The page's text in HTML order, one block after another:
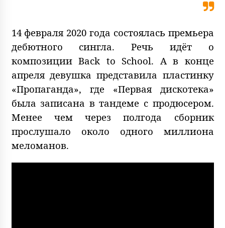
14 февраля 2020 года состоялась премьера
дебютного сингла. Речь идёт о
композиции Back to School. А в конце
апреля девушка представила пластинку
«Пропаганда», где «Первая дискотека»
была записана в тандеме с продюсером.
Менее чем через полгода сборник
прослушало около одного миллиона
меломанов.